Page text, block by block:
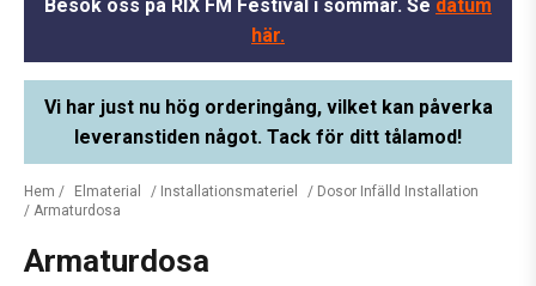
Besök oss på RIX FM Festival i sommar. Se datum
här.
Vi har just nu hög orderingång, vilket kan påverka
leveranstiden något. Tack för ditt tålamod!
Hem / Elmaterial / Installationsmateriel / Dosor Infälld Installation
/ Armaturdosa
Armaturdosa